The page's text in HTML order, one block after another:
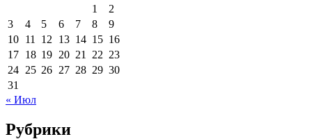
1
2
3
4 5 6 7 8
9
10 11 12 13 14 15 16
17 18 19 20 21 22 23
24 25 26 27 28 29 30
31
« Июл
Рубрики